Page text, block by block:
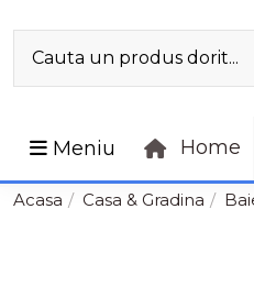
Meniu Home
Acasa Casa & Gradina